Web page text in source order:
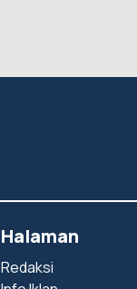
Halaman
Redaksi